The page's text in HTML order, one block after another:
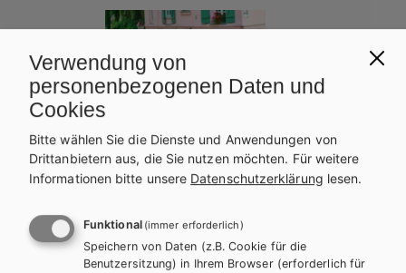
Verwendung von
personenbezogenen Daten und
Cookies
Bitte wählen Sie die Dienste und Anwendungen von
Drittanbietern aus, die Sie nutzen möchten. Für weitere
Informationen bitte unsere Datenschutzerklärung lesen.
Funktional (immer erforderlich)
Speichern von Daten (z.B. Cookie für die
Benutzersitzung) in Ihrem Browser (erforderlich für